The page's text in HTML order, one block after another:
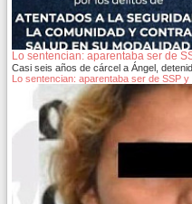
Lo sentencian: aparentaba ser de
Casi seis años de cárcel a Ángel,
Lo sentencian: aparentaba ser de SSP